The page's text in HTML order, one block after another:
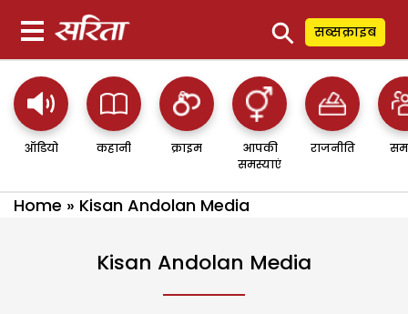
⚲ सब्सक्राइब
ऑडियो कहानी क्राइम
आपकी
समस्याएं
राजनीति
Home » Kisan Andolan Media
Kisan Andolan Media